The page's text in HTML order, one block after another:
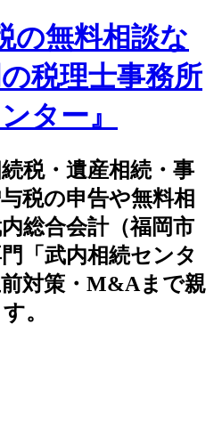
税・遺産相続・事
税の申告や無料相
総合会計（福岡市
「武内相続センタ
対策・M&Aまで親
。